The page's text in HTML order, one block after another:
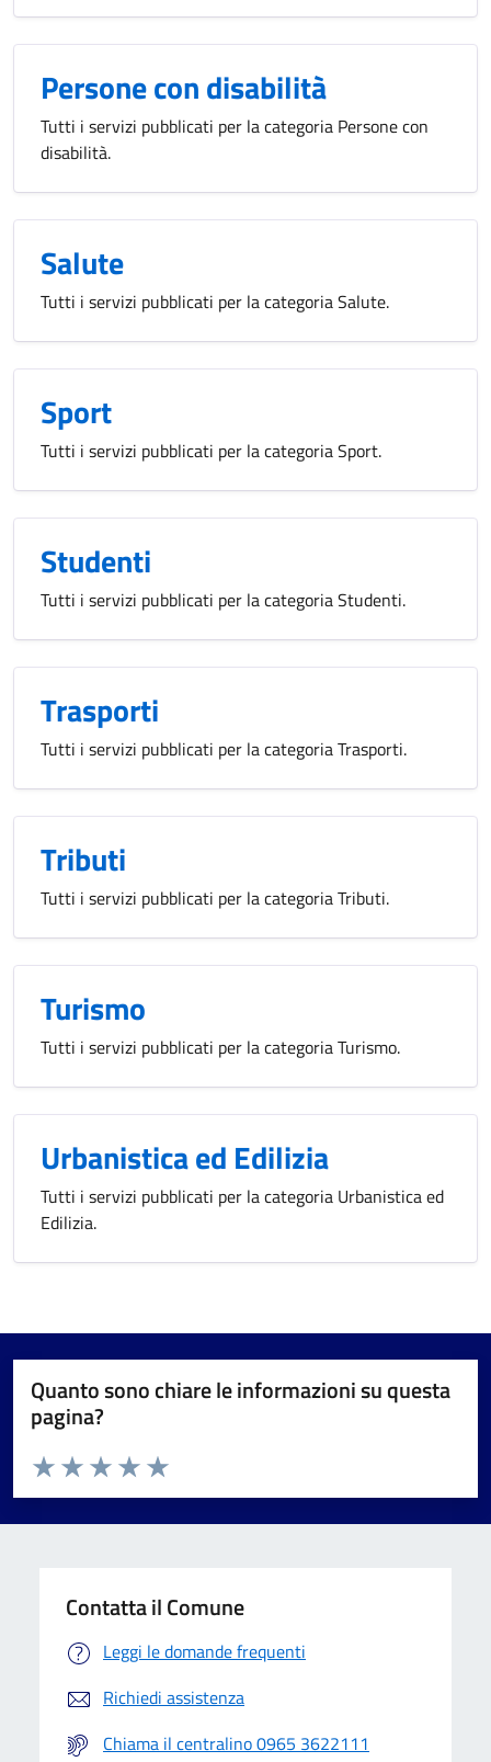
Persone con disabilità
Tutti i servizi pubblicati per la categoria Persone con
disabilità.
Salute
Tutti i servizi pubblicati per la categoria Salute.
Sport
Tutti i servizi pubblicati per la categoria Sport.
Studenti
Tutti i servizi pubblicati per la categoria Studenti.
Trasporti
Tutti i servizi pubblicati per la categoria Trasporti.
Tributi
Tutti i servizi pubblicati per la categoria Tributi.
Turismo
Tutti i servizi pubblicati per la categoria Turismo.
Urbanistica ed Edilizia
Tutti i servizi pubblicati per la categoria Urbanistica ed
Edilizia.
Quanto sono chiare le informazioni su questa
pagina?
Valuta da 1 a 5 stelle la pagina
Valuta 5 stelle su 5
Valuta 4 stelle su 5
Valuta 3 stelle su 5
Valuta 2 stelle su 5
Valuta 1 stelle su 5
Contatta il Comune
Leggi le domande frequenti
Richiedi assistenza
Chiama il centralino 0965 3622111